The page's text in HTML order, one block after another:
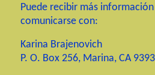
Puede recibir más
comunicarse con:
Karina Brajenovich
P. O. Box 256, Marina, CA